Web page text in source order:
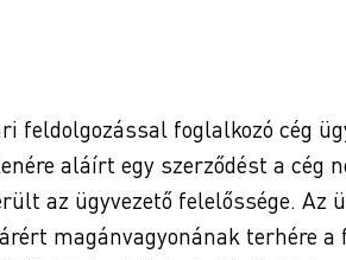
feldolgozással foglalkozó cég
aláírt egy szerződést a cég
az ügyvezető felelőssége. Az
magánvagyonának terhére